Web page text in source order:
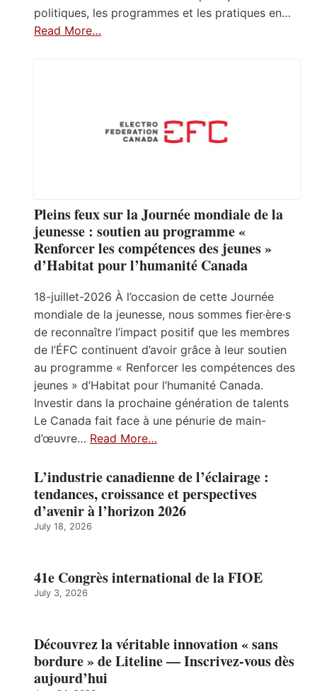
politiques, les programmes et les pratiques en…
Read More…
Pleins feux sur la Journée mondiale de la
jeunesse : soutien au programme «
Renforcer les compétences des jeunes »
d’Habitat pour l’humanité Canada
18-juillet-2026 À l’occasion de cette Journée
mondiale de la jeunesse, nous sommes fier·ère·s
de reconnaître l’impact positif que les membres
de l’ÉFC continuent d’avoir grâce à leur soutien
au programme « Renforcer les compétences des
jeunes » d’Habitat pour l’humanité Canada.
Investir dans la prochaine génération de talents
Le Canada fait face à une pénurie de main-
d’œuvre… Read More…
L’industrie canadienne de l’éclairage :
tendances, croissance et perspectives
d’avenir à l’horizon 2026
July 18, 2026
41e Congrès international de la FIOE
July 3, 2026
Découvrez la véritable innovation « sans
bordure » de Liteline — Inscrivez-vous dès
aujourd’hui